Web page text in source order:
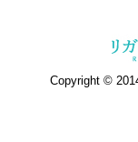
Copyright ©